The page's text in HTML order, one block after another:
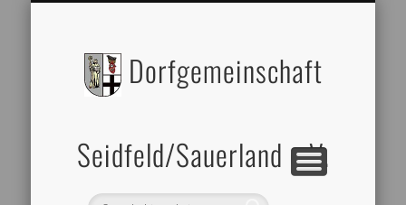
Dorfgemeinschaft
Seidfeld/Sauerland e.V.